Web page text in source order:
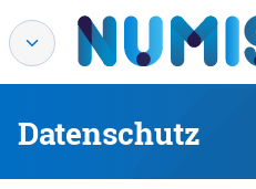
Datenschutz